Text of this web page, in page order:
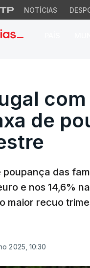
NOTÍCIAS
com
com
de
poupança das
e nos 14,6%
maior recuo
2025, 10:30